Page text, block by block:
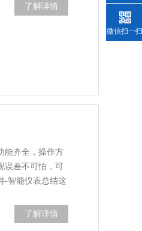
了解详情
能齐全，操作方
误差不可怕，可
-智能仪表总结这
了解详情
微信扫一扫